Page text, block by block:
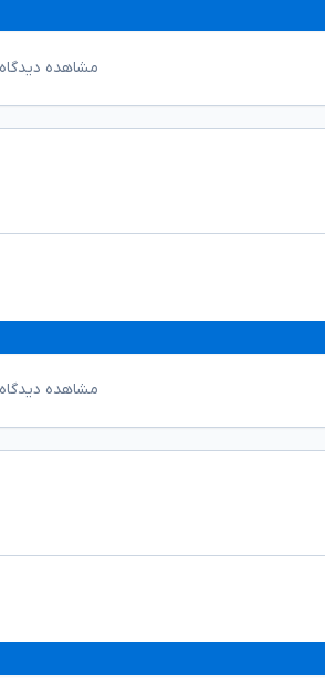
مشاهده
مشاهده